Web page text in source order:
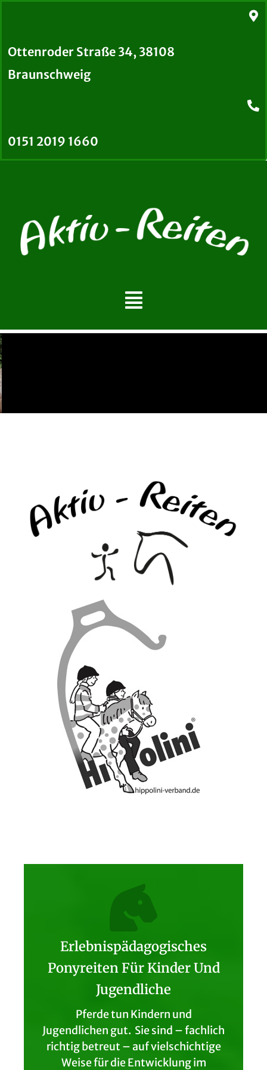
Ottenroder Straße 34, 38108
Braunschweig
0151 2019 1660
Erlebnispädagogisches
Ponyreiten Für Kinder Und
Jugendliche
Pferde tun Kindern und
Jugendlichen gut. Sie sind – fachlich
richtig betreut – auf vielschichtige
Weise für die Entwicklung im